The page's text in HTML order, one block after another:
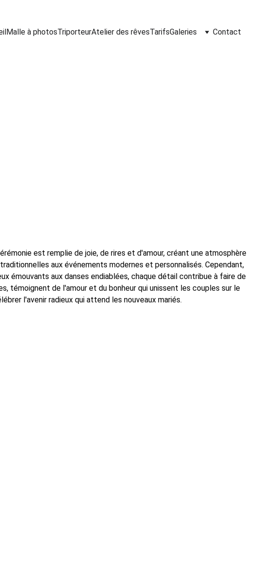
Malle à photosTriporteurAtelier des rêvesTarifsGaleries Contact
est remplie de joie, de rires et d'amour, créant une atmosphère
aux événements modernes et personnalisés. Cependant,
émouvants aux danses endiablées, chaque détail contribue à faire de
témoignent de l'amour et du bonheur qui unissent les couples sur le
l'avenir radieux qui attend les nouveaux mariés.